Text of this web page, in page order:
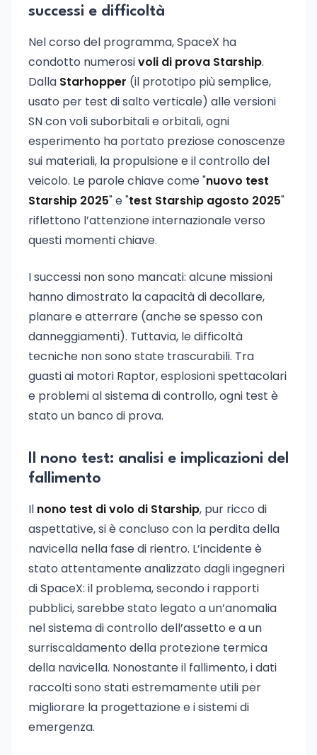
successi e difficoltà
Nel corso del programma, SpaceX ha
condotto numerosivoli di prova Starship.
Dalla Starhopper (il prototipo più semplice,
usato per test di salto verticale) alle versioni
SN con voli suborbitali e orbitali, ogni
esperimento ha portato preziose conoscenze
sui materiali, la propulsione e il controllo del
veicolo. Le parole chiave come "nuovo test
Starship 2025" e "test Starship agosto 2025"
riflettono l’attenzione internazionale verso
questi momenti chiave.
I successi non sono mancati: alcune missioni
hanno dimostrato la capacità di decollare,
planare e atterrare (anche se spesso con
danneggiamenti). Tuttavia, le difficoltà
tecniche non sono state trascurabili. Tra
guasti ai motori Raptor, esplosioni spettacolari
e problemi al sistema di controllo, ogni test è
stato un banco di prova.
Il nono test: analisi e implicazioni del
fallimento
Il nono test di volo di Starship, pur ricco di
aspettative, si è concluso con la perdita della
navicella nella fase di rientro. L’incidente è
stato attentamente analizzato dagli ingegneri
di SpaceX: il problema, secondo i rapporti
pubblici, sarebbe stato legato a un’anomalia
nel sistema di controllo dell’assetto e a un
surriscaldamento della protezione termica
della navicella. Nonostante il fallimento, i dati
raccolti sono stati estremamente utili per
migliorare la progettazione e i sistemi di
emergenza.